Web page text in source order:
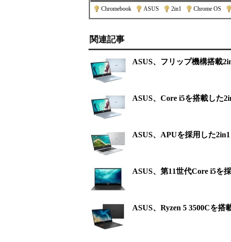
Chromebook
ASUS 2in1 Chrome OS
関連記事
ASUS、フリップ機構搭載
ASUS、Core i5を搭載した
ASUS、APUを採用した
ASUS、第11世代Core i5を
ASUS、Ryzen 5 3500Cを搭